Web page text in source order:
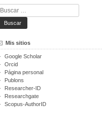
Buscar:
Mis sitios
Google Scholar
Orcid
Página personal
Publons
Researcher-ID
Researchgate
Scopus-AuthorID